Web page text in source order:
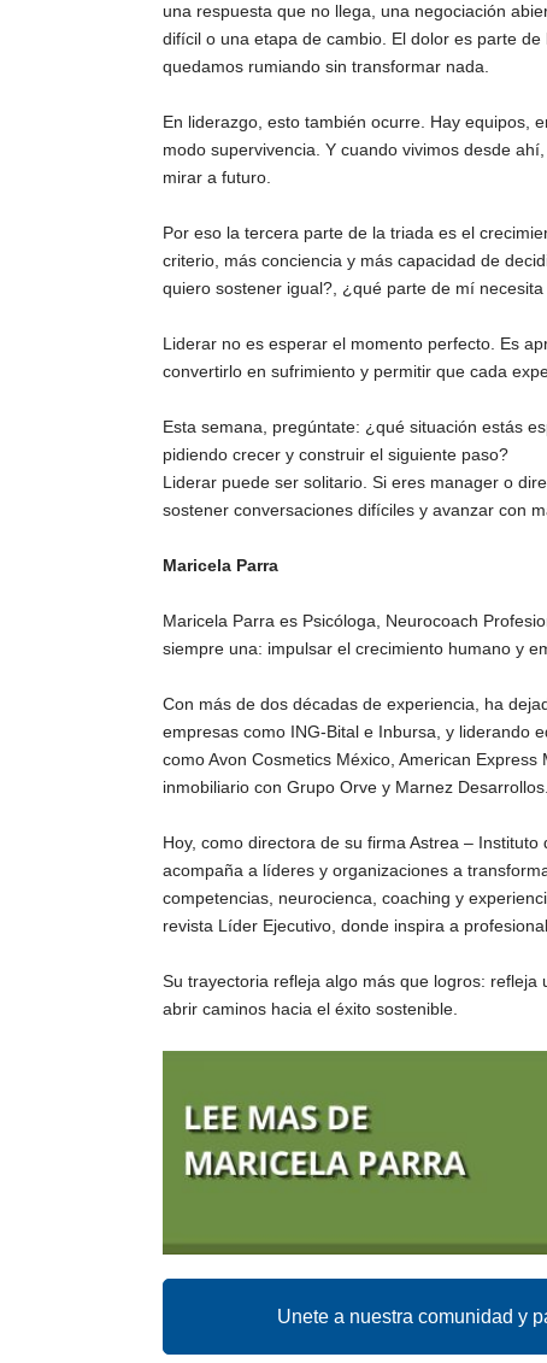
una respuesta que no llega, una negociación
difícil o una etapa de cambio. El dolor es parte
quedamos rumiando sin transformar nada.
En liderazgo, esto también ocurre. Hay equipos,
modo supervivencia. Y cuando vivimos desde
mirar a futuro.
Por eso la tercera parte de la triada es el
criterio, más conciencia y más capacidad de
quiero sostener igual?, ¿qué parte de mí
Liderar no es esperar el momento perfecto. Es
convertirlo en sufrimiento y permitir que cada
Esta semana, pregúntate: ¿qué situación estás
pidiendo crecer y construir el siguiente paso?
Liderar puede ser solitario. Si eres manager o
sostener conversaciones difíciles y avanzar con
Maricela Parra
Maricela Parra es Psicóloga, Neurocoach
siempre una: impulsar el crecimiento humano y
Con más de dos décadas de experiencia, ha
empresas como ING-Bital e Inbursa, y liderando
como Avon Cosmetics México, American
inmobiliario con Grupo Orve y Marnez Desarrollos.
Hoy, como directora de su firma Astrea –
acompaña a líderes y organizaciones a
competencias, neurocienca, coaching y
revista Líder Ejecutivo, donde inspira a
Su trayectoria refleja algo más que logros:
abrir caminos hacia el éxito sostenible.
Unete a nuestra comunidad y